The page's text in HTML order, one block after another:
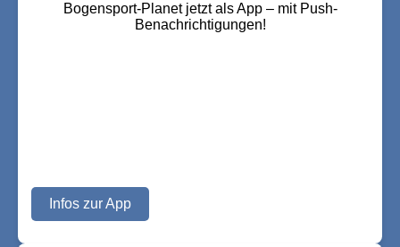
Bogensport-Planet jetzt als App – mit Push-
Benachrichtigungen!
Infos zur App